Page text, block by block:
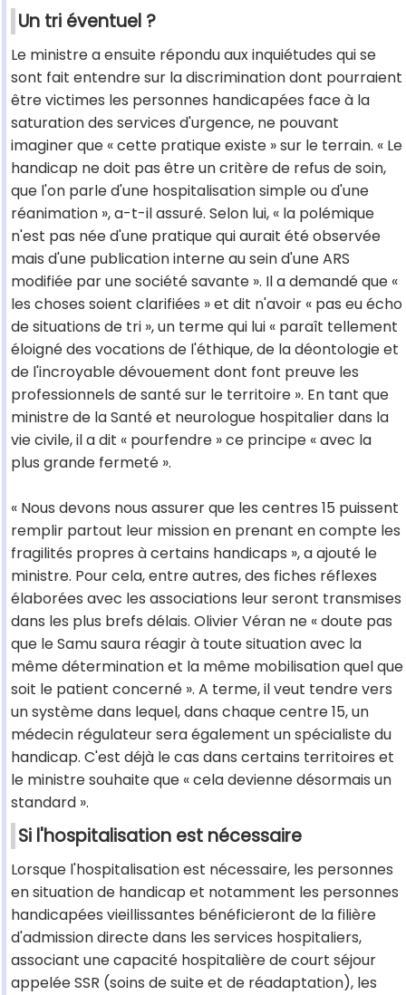
Un tri éventuel ?
Le ministre a ensuite répondu aux inquiétudes qui se
sont fait entendre sur la discrimination dont pourraient
être victimes les personnes handicapées face à la
saturation des services d'urgence, ne pouvant
imaginer que « cette pratique existe » sur le terrain. « Le
handicap ne doit pas être un critère de refus de soin,
que l'on parle d'une hospitalisation simple ou d'une
réanimation », a-t-il assuré. Selon lui, « la polémique
n'est pas née d'une pratique qui aurait été observée
mais d'une publication interne au sein d'une ARS
modifiée par une société savante ». Il a demandé que «
les choses soient clarifiées » et dit n'avoir « pas eu écho
de situations de tri », un terme qui lui « paraît tellement
éloigné des vocations de l'éthique, de la déontologie et
de l'incroyable dévouement dont font preuve les
professionnels de santé sur le territoire ». En tant que
ministre de la Santé et neurologue hospitalier dans la
vie civile, il a dit « pourfendre » ce principe « avec la
plus grande fermeté ».
« Nous devons nous assurer que les centres 15 puissent
remplir partout leur mission en prenant en compte les
fragilités propres à certains handicaps », a ajouté le
ministre. Pour cela, entre autres, des fiches réflexes
élaborées avec les associations leur seront transmises
dans les plus brefs délais. Olivier Véran ne « doute pas
que le Samu saura réagir à toute situation avec la
même détermination et la même mobilisation quel que
soit le patient concerné ». A terme, il veut tendre vers
un système dans lequel, dans chaque centre 15, un
médecin régulateur sera également un spécialiste du
handicap. C'est déjà le cas dans certains territoires et
le ministre souhaite que « cela devienne désormais un
standard ».
Si l'hospitalisation est nécessaire
Lorsque l'hospitalisation est nécessaire, les personnes
en situation de handicap et notamment les personnes
handicapées vieillissantes bénéficieront de la filière
d'admission directe dans les services hospitaliers,
associant une capacité hospitalière de court séjour
appelée SSR (soins de suite et de réadaptation), les